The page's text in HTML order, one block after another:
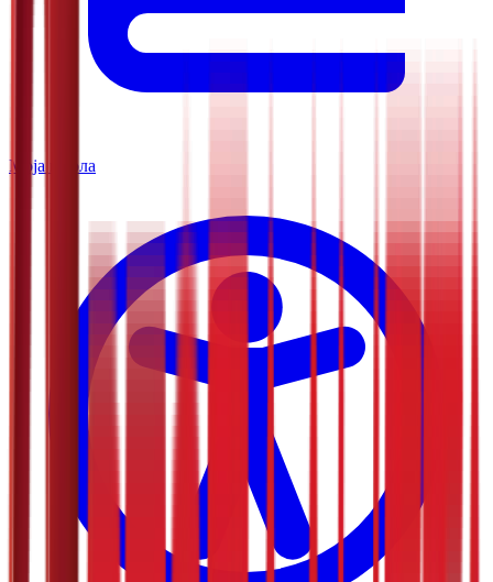
Моја школа